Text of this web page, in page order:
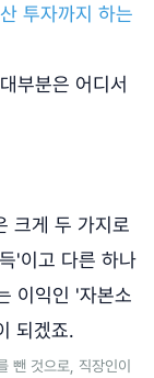
투자까지 하는
부분은 어디서
크게 두 가지로
'이고 다른 하나
이익인 '자본소
되겠죠.
뺀 것으로, 직장인이